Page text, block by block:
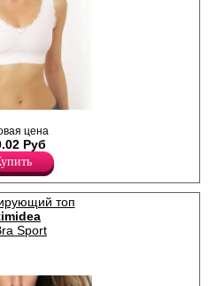
цена
Руб
топ
Sport